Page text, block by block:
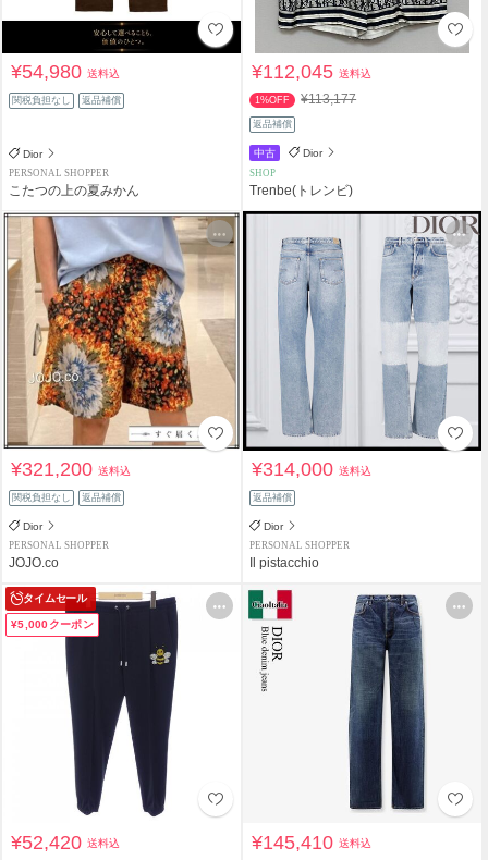
¥54,980送料込
関税負担なし 返品補償
Dior
PERSONAL SHOPPER
こたつの上の夏みかん
¥112,045送料込
1%OFF ¥113,177
返品補償
中古 Dior
SHOP
Trenbe(トレンビ)
¥321,200送料込
関税負担なし 返品補償
Dior
PERSONAL SHOPPER
JOJO.co
¥314,000送料込
返品補償
Dior
PERSONAL SHOPPER
Il pistacchio
タイムセール
¥5,000クーポン
¥52,420送料込 ¥145,410送料込